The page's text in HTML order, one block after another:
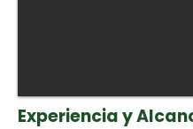
Experiencia y